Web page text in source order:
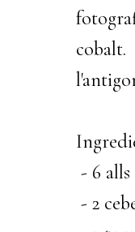
cobalt.
- 6
- 2